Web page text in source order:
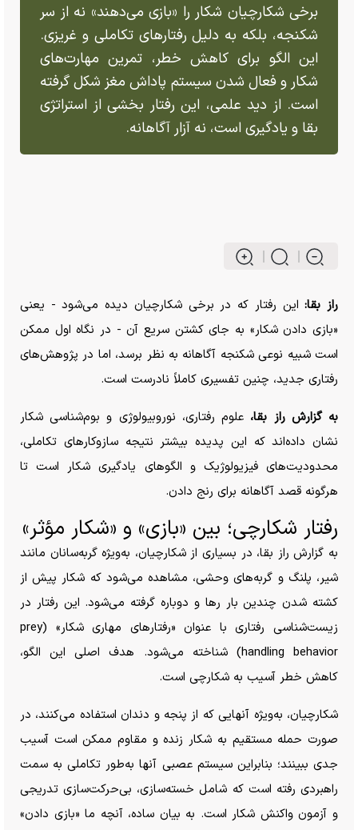
برخی شکارچیان شکار را «بازی می‌دهند» نه از سر
شکنجه، بلکه به دلیل رفتار‌های تکاملی و غریزی.
این الگو برای کاهش خطر، تمرین مهارت‌های
شکار و فعال شدن سیستم پاداش مغز شکل گرفته
است. از دید علمی، این رفتار بخشی از استراتژی
بقا و یادگیری است، نه آزار آگاهانه.
راز بقا:این رفتار که در برخی شکارچیان دیده می‌شود - یعنی
«بازی دادن شکار» به جای کشتن سریع آن - در نگاه اول ممکن
است شبیه نوعی شکنجه آگاهانه به نظر برسد، اما در پژوهش‌های
رفتاری جدید، چنین تفسیری کاملاً نادرست است.
به گزارش راز بقا، علوم رفتاری، نوروبیولوژی و بوم‌شناسی شکار
نشان داده‌اند که این پدیده بیشتر نتیجه سازوکار‌های تکاملی،
محدودیت‌های فیزیولوژیک و الگو‌های یادگیری شکار است تا
هرگونه قصد آگاهانه برای رنج دادن.
رفتار شکارچی؛ بین «بازی» و «شکار مؤثر»
به گزارش راز بقا، در بسیاری از شکارچیان، به‌ویژه گربه‌سانان مانند
شیر، پلنگ و گربه‌های وحشی، مشاهده می‌شود که شکار پیش از
کشته شدن چندین بار رها و دوباره گرفته می‌شود. این رفتار در
زیست‌شناسی رفتاری با عنوان «رفتار‌های مهاری شکار» (prey
handling behavior) شناخته می‌شود. هدف اصلی این الگو،
کاهش خطر آسیب به شکارچی است.
شکارچیان، به‌ویژه آنهایی که از پنجه و دندان استفاده می‌کنند، در
صورت حمله مستقیم به شکار زنده و مقاوم ممکن است آسیب
جدی ببینند؛ بنابراین سیستم عصبی آنها به‌طور تکاملی به سمت
راهبردی رفته است که شامل خسته‌سازی، بی‌حرکت‌سازی تدریجی
و آزمون واکنش شکار است. به بیان ساده، آنچه ما «بازی دادن»